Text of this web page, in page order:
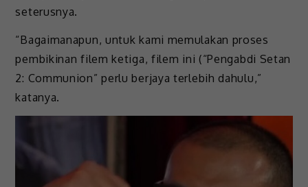
seterusnya.
“Bagaimanapun, untuk kami memulakan proses
pembikinan filem ketiga, filem ini (“Pengabdi Setan
2: Communion” perlu berjaya terlebih dahulu,”
katanya.